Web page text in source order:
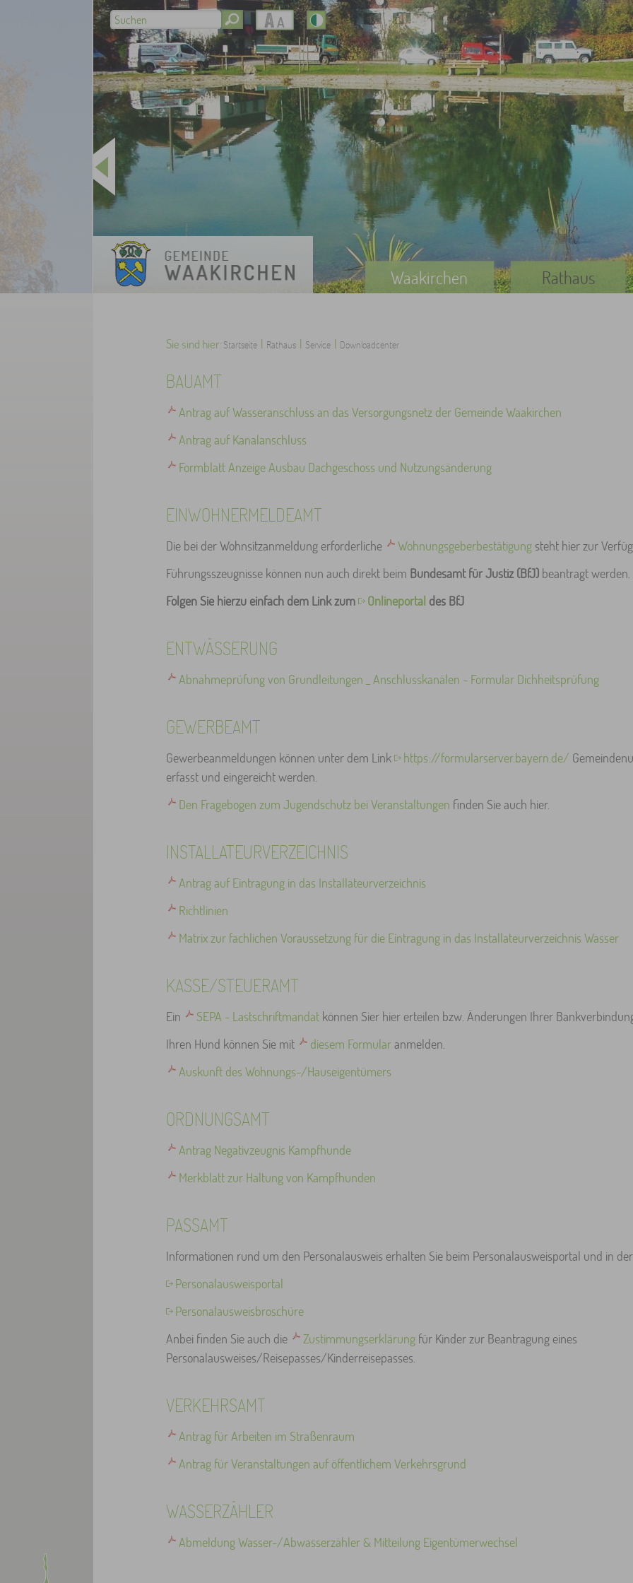
Waakirchen Rathaus
Sie sind hier: Startseite | Rathaus | Service | Downloadcenter
BAUAMT
Antrag auf Wasseranschluss an das Versorgungsnetz der Gemeinde Waakirchen
Antrag auf Kanalanschluss
Formblatt Anzeige Ausbau Dachgeschoss und Nutzungsänderung
EINWOHNERMELDEAMT
Die bei der Wohnsitzanmeldung erforderliche Wohnungsgeberbestätigungsteht hier zur
Führungsszeugnisse können nun auch direkt beim Bundesamt für Justiz (BfJ)beantragt werden.
Folgen Sie hierzu einfach dem Link zum
Onlineportal des BfJ
ENTWÄSSERUNG
Abnahmeprüfung von Grundleitungen _ Anschlusskanälen - Formular Dichheitsprüfung
GEWERBEAMT
Gewerbeanmeldungen können unter dem Link https://formularserver.bayern.de/
erfasst und eingereicht werden.
Den Fragebogen zum Jugendschutz bei Veranstaltungen finden Sie auch hier.
INSTALLATEURVERZEICHNIS
Antrag auf Eintragung in das Installateurverzeichnis
Richtlinien
Matrix zur fachlichen Voraussetzung für die Eintragung in das Installateurverzeichnis Wasser
KASSE/STEUERAMT
Ein SEPA - Lastschriftmandatkönnen Sier hier erteilen bzw. Änderungen Ihrer
Ihren Hund können Sie mit
diesem Formularanmelden.
Auskunft des Wohnungs-/Hauseigentümers
ORDNUNGSAMT
Antrag Negativzeugnis Kampfhunde
Merkblatt zur Haltung von Kampfhunden
PASSAMT
Informationen rund um den Personalausweis erhalten Sie beim Personalausweisportal und in
Personalausweisportal
Personalausweisbroschüre
Anbei finden Sie auch die
Zustimmungserklärungfür Kinder zur Beantragung eines
Personalausweises/Reisepasses/Kinderreisepasses.
VERKEHRSAMT
Antrag für Arbeiten im Straßenraum
Antrag für Veranstaltungen auf öffentlichem Verkehrsgrund
WASSERZÄHLER
Abmeldung Wasser-/Abwasserzähler & Mitteilung Eigentümerwechsel